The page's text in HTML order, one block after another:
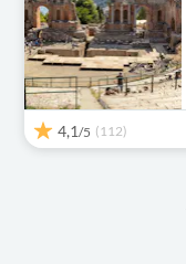
4,1/5 (112)